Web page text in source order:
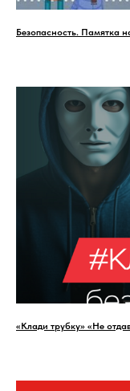
Безопасность. Памятка
«Клади трубку» «Не